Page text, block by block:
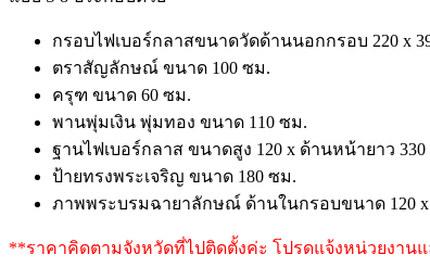
กรอบไฟเบอร์กลาสขนาดวัดด้านนอกกรอบ 220 x
ตราสัญลักษณ์ ขนาด 100 ซม.
ครุฑ ขนาด 60 ซม.
พานพุ่มเงิน พุ่มทอง ขนาด 110 ซม.
ฐานไฟเบอร์กลาส ขนาดสูง 120 x ด้านหน้ายาว
ป้ายทรงพระเจริญ ขนาด 180 ซม.
ภาพพระบรมฉายาลักษณ์ ด้านในกรอบขนาด 120 x
**ราคาคิดตามจังหวัดที่ไปติดตั้งค่ะ โปรดแจ้งหน่วยงา